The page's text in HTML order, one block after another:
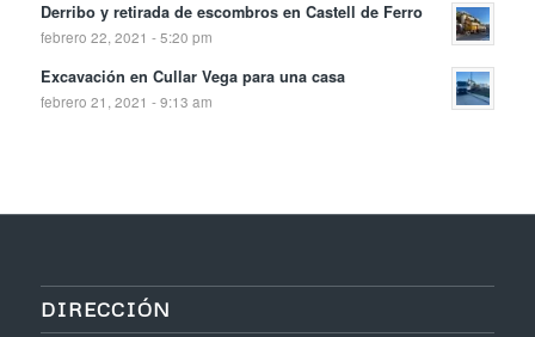
Derribo y retirada de escombros en Castell de Ferro
febrero 22, 2021 - 5:20 pm
Excavación en Cullar Vega para una casa
febrero 21, 2021 - 9:13 am
DIRECCIÓN